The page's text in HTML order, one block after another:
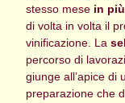
stesso mese in
di volta in volta il
vinificazione. La
percorso di
giunge all’apice di
preparazione che